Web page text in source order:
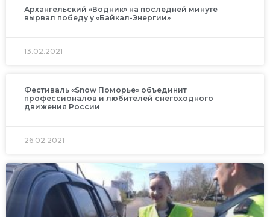
Архангельский «Водник» на последней минуте
вырвал победу у «Байкал-Энергии»
13.02.2021
Фестиваль «Snow Поморье» объединит
профессионалов и любителей снегоходного
движения России
26.02.2021